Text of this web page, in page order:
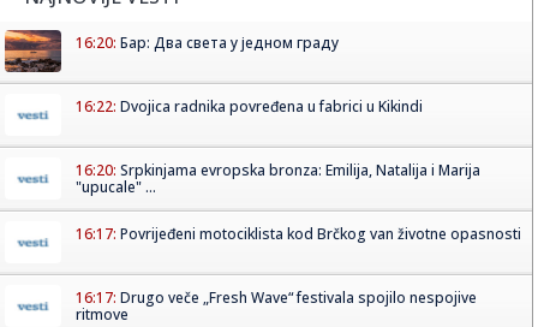
16:20: Бар: Два света у једном граду
16:22: Dvojica radnika povređena u fabrici u Kikindi
16:20: Srpkinjama evropska bronza: Emilija, Natalija i Marija
"upucale" ...
16:17: Povrijeđeni motociklista kod Brčkog van životne opasnosti
16:17: Drugo veče „Fresh Wave“ festivala spojilo nespojive
ritmove